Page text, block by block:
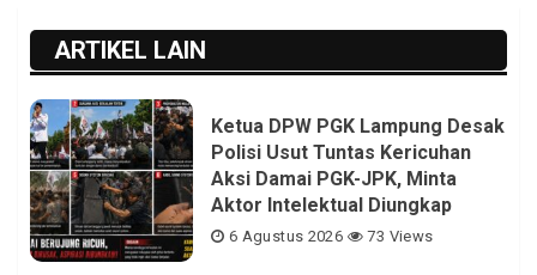
ARTIKEL LAIN
Ketua DPW PGK Lampung Desak
Polisi Usut Tuntas Kericuhan
Aksi Damai PGK-JPK, Minta
Aktor Intelektual Diungkap
6 Agustus 2026 73 Views